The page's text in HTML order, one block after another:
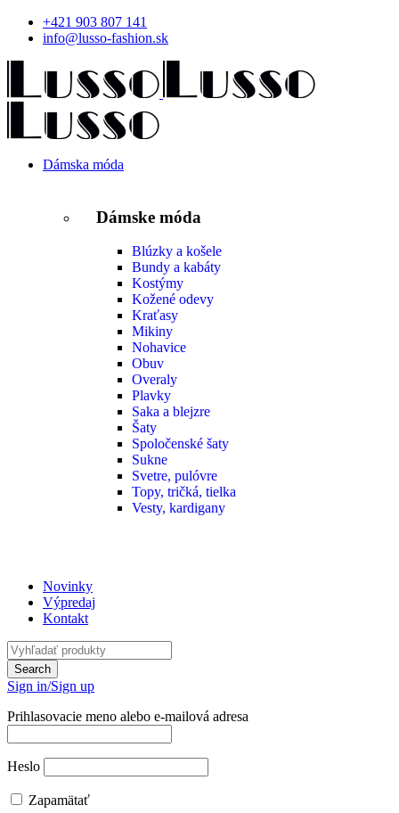
+421 903 807 141
info@lusso-fashion.sk
Dámska móda
Dámske móda
Blúzky a košele
Bundy a kabáty
Kostýmy
Kožené odevy
Kraťasy
Mikiny
Nohavice
Obuv
Overaly
Plavky
Saka a blejzre
Šaty
Spoločenské šaty
Sukne
Svetre, pulóvre
Topy, tričká, tielka
Vesty, kardigany
Novinky
Výpredaj
Kontakt
Sign in/Sign up
Prihlasovacie meno alebo e-mailová adresa
Heslo
Zapamätať